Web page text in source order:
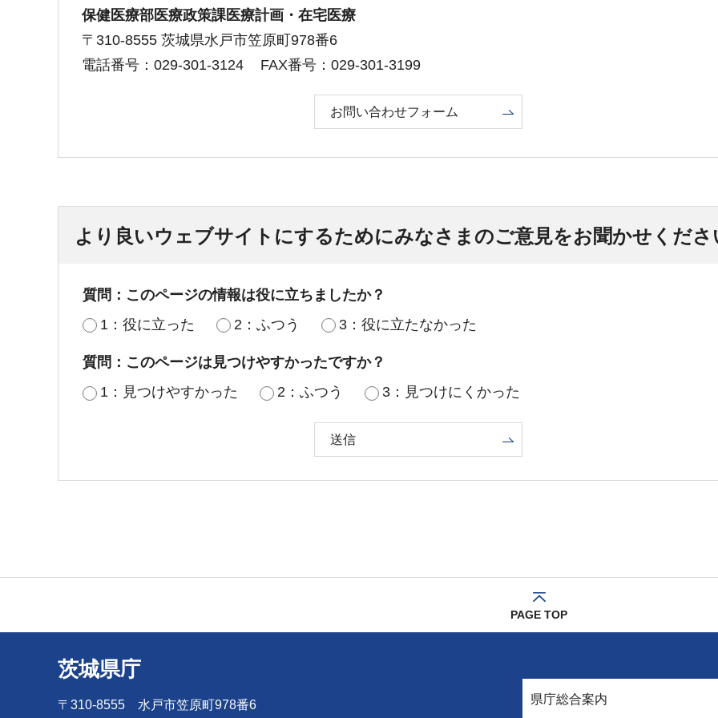
保健医療部医療政策課医療計画・在宅医療
〒310-8555 茨城県水戸市笠原町978番6
電話番号：029-301-3124
FAX番号：029-301-3199
お問い合わせフォーム
より良いウェブサイトにするためにみなさまのご意見をお聞かせくださ
質問：このページの情報は役に立ちましたか？
1：役に立った
2：ふつう 3：役に立たなかった
質問：このページは見つけやすかったですか？
1：見つけやすかった
2：ふつう 3：見つけにくかった
PAGE TOP
茨城県庁
〒310-8555 水戸市笠原町978番6 県庁総合案内